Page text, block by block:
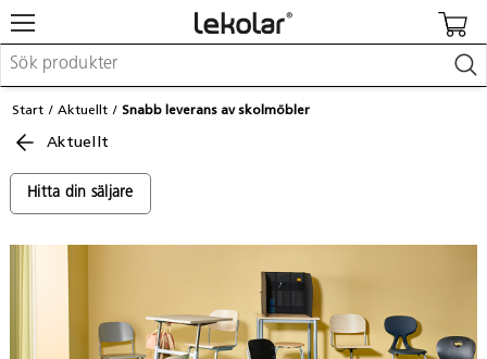
Möbler & inredning
Lekplatsutrustning & utemiljö
Skapa
Leka
Lära
Barnvagnar & småbarnsartiklar
Hitta din säljare
Start Aktuellt Snabb leverans av skolmöbler
Aktuellt
Hitta din säljare